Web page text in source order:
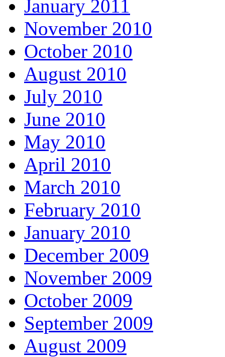
January 2011
November 2010
October 2010
August 2010
July 2010
June 2010
May 2010
April 2010
March 2010
February 2010
January 2010
December 2009
November 2009
October 2009
September 2009
August 2009